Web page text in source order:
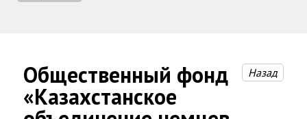
Общественный фонд
«Казахстанское
Назад